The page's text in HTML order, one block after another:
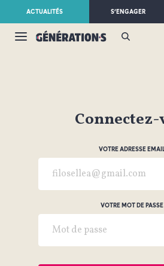
ACTUALITÉS S’ENGAGER
Connectez-
VOTRE ADRESSE
VOTRE MOT DE PASSE